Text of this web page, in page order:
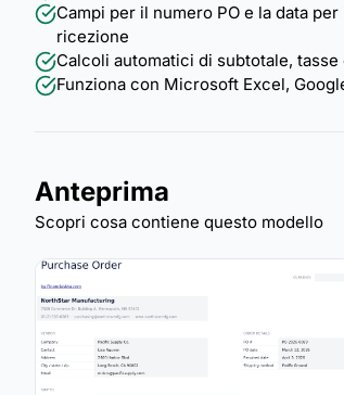
Campi per il numero PO e la data
ricezione
Calcoli automatici di subtotale,
Funziona con Microsoft Excel,
Anteprima
Scopri cosa contiene questo modello